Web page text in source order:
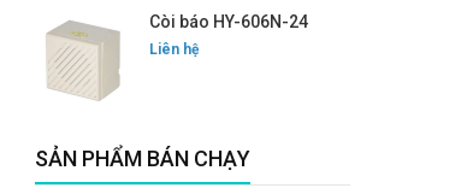
Còi báo HY-606N-24
Liên hệ
SẢN PHẨM BÁN CHẠY